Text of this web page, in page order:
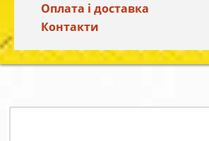
Оплата і доставка
Контакти